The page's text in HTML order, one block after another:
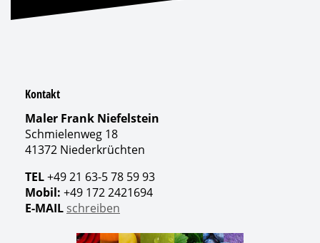
Kontakt
Maler Frank Niefelstein
Schmielenweg 18
41372 Niederkrüchten
TEL+49 21 63-5 78 59 93
Mobil: +49 172 2421694
E-MAIL schreiben